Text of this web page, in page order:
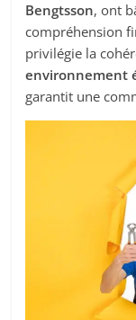
Bengtsson, ont
compréhension
privilégie la
environnement
garantit une